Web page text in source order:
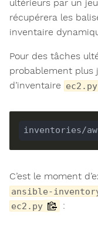
ultérieurs par un jeu
récupérera les
inventaire
Pour des tâches
probablement plus
d’inventaire ec2.py
inventories/
C’est le moment
ansible-
ec2.py :